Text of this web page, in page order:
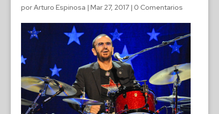
porArturo Espinosa | Mar 27, 2017| 0 Comentarios